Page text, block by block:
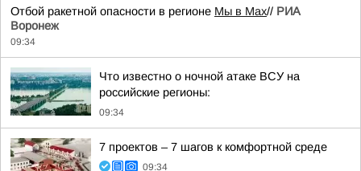
Отбой ракетной опасности в регионе Мы в Мах// РИА
Воронеж
09:34
Что известно о ночной атаке ВСУ на
российские регионы:
09:34
7 проектов – 7 шагов к комфортной среде
09:34